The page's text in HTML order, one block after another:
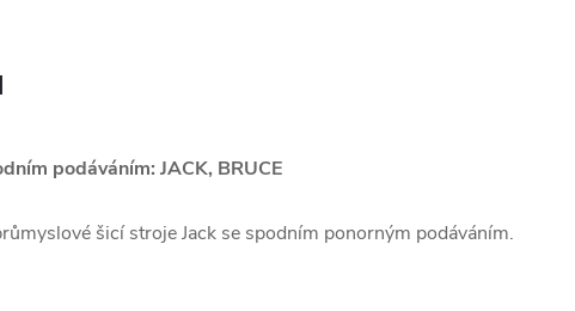
podáváním: JACK, BRUCE
šicí stroje Jack se spodním ponorným podáváním.